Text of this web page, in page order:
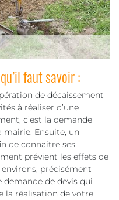
faut savoir :
de décaissement
à réaliser d’une
c’est la demande
mairie. Ensuite, un
de connaitre ses
prévient les effets de
précisément
de devis qui
la réalisation de votre